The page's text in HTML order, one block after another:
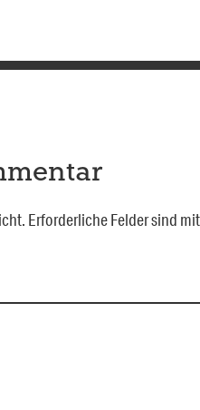
Erforderliche Felder sind mit